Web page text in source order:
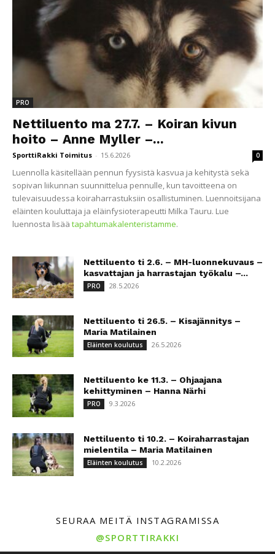
PRO
Nettiluento ma 27.7. – Koiran kivun
hoito – Anne Myller –...
SporttiRakki Toimitus - 15.6.2026 0
Luennolla käsitellään pennun fyysistä kasvua ja kehitystä sekä
sopivan liikunnan suunnittelua pennulle, kun tavoitteena on
tulevaisuudessa koiraharrastuksiin osallistuminen. Luennoitsijana
eläinten kouluttaja ja eläinfysioterapeutti Milka Tauru. Lue
luennosta lisää tapahtumakalenteristamme.
Nettiluento ti 2.6. – MH-luonnekuvaus –
kasvattajan ja harrastajan työkalu –...
PRO 28.5.2026
Nettiluento ti 26.5. – Kisajännitys –
Maria Matilainen
Eläinten koulutus 26.5.2026
Nettiluento ke 11.3. – Ohjaajana
kehittyminen – Hanna Närhi
PRO 9.3.2026
Nettiluento ti 10.2. – Koiraharrastajan
mielentila – Maria Matilainen
Eläinten koulutus 10.2.2026
SEURAA MEITÄ INSTAGRAMISSA
@SPORTTIRAKKI